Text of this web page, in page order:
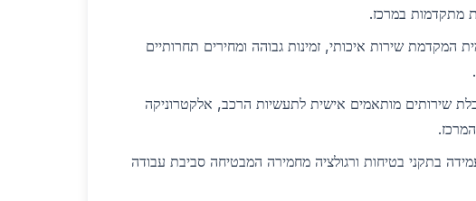
המקדמת שירות איכותי, זמינות גבוהה ומחירים תחרותיים
שירותים מותאמים אישית לתעשיות הרכב, אלקטרוניקה
בתקני בטיחות ורגולציה מחמירה המבטיחה סביבת עבודה